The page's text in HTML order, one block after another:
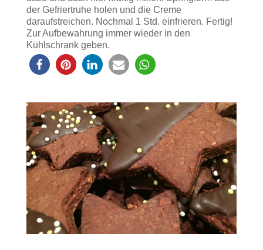
der Gefriertruhe holen und die Creme
daraufstreichen. Nochmal 1 Std. einfrieren. Fertig!
Zur Aufbewahrung immer wieder in den
Kühlschrank geben.